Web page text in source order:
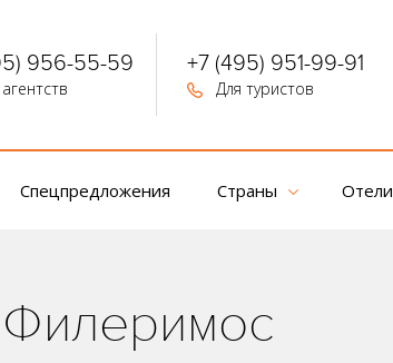
956-55-59 +7 (495) 951-99-91
Для туристов
Спецпредложения Страны Отели